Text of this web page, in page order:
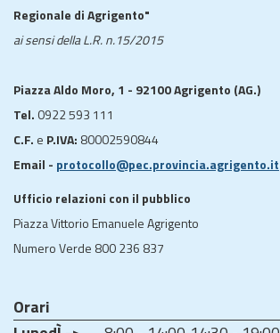
Regionale di Agrigento"
ai sensi della L.R. n.15/2015
Piazza Aldo Moro, 1 - 92100 Agrigento (AG.)
Tel. 0922 593 111
C.F. e P.IVA: 80002590844
Email - protocollo@pec.provincia.agrigento.it
Ufficio relazioni con il pubblico
Piazza Vittorio Emanuele Agrigento
Numero Verde 800 236 837
Orari